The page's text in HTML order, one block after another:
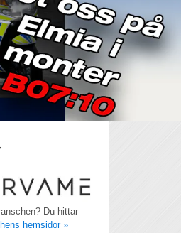
Du hittar
hemsidor »